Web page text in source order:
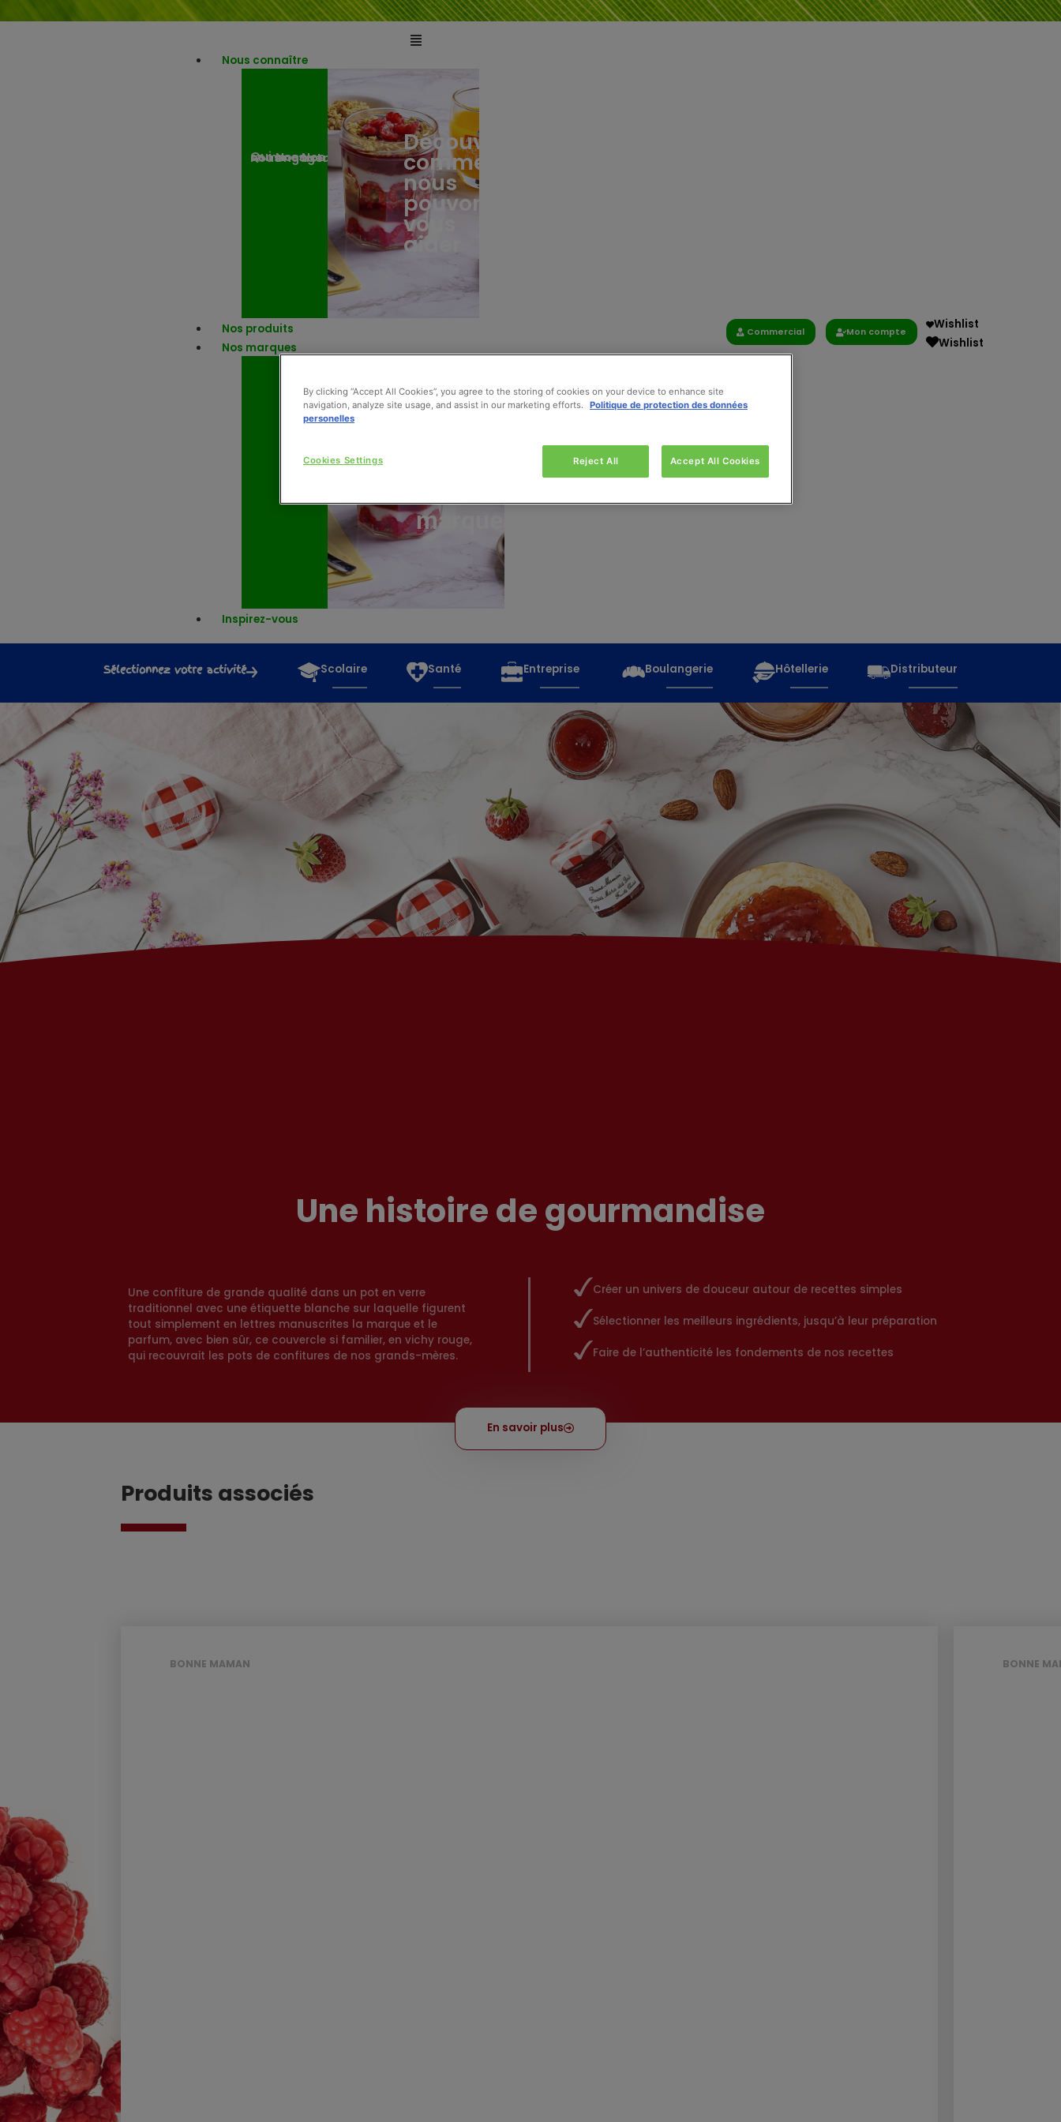
Nous connaître
Qui sommes-nous ? Nos engagements
Nos actualités
Découvrez
comment
nous
pouvons
vous
aider
Nos produits
Nos marques
les
marques
Inspirez-vous
Commercial Mon compte
Wishlist
Wishlist
Sélectionnez votre activité Scolaire Santé Entreprise Boulangerie Hôtellerie Distributeur
Une histoire de gourmandise
Une confiture de grande qualité dans un pot en verre
traditionnel avec une étiquette blanche sur laquelle figurent
tout simplement en lettres manuscrites la marque et le
parfum, avec bien sûr, ce couvercle si familier, en vichy rouge,
qui recouvrait les pots de confitures de nos grands-mères.
Créer un univers de douceur autour de recettes simples
Sélectionner les meilleurs ingrédients, jusqu’à leur préparation
Faire de l’authenticité les fondements de nos recettes
En savoir plus
Produits associés
BONNE MAMAN BONNE
By clicking “Accept All Cookies”, you agree to the storing of cookies on your device to enhance site
navigation, analyze site usage, and assist in our marketing efforts. Politique de protection des données
personelles
Reject All Accept All Cookies
Cookies Settings